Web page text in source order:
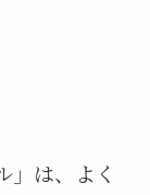
」は、よく